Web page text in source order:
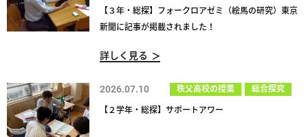
【３年・総探】フォークロアゼミ（絵馬の研究）東京
新聞に記事が掲載されました！
詳しく見る
2026.07.10 秩父高校の授業 総合探究
【２学年・総探】サポートアワー